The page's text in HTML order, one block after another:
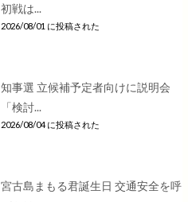
初戦は...
2026/08/01 に投稿された
知事選 立候補予定者向けに説明会
「検討...
2026/08/04 に投稿された
宮古島まもる君誕生日 交通安全を呼